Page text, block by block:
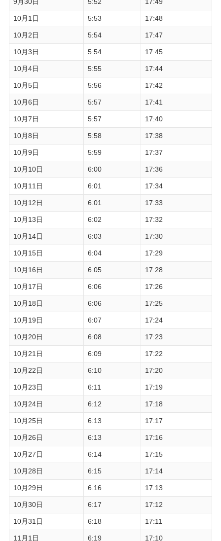
10月1日 5:53 17:48
10月2日 5:54 17:47
10月3日 5:54 17:45
10月4日 5:55 17:44
10月5日 5:56 17:42
10月6日 5:57 17:41
10月7日 5:57 17:40
10月8日 5:58 17:38
10月9日 5:59 17:37
10月10日 6:00 17:36
10月11日 6:01 17:34
10月12日 6:01 17:33
10月13日 6:02 17:32
10月14日 6:03 17:30
10月15日 6:04 17:29
10月16日 6:05 17:28
10月17日 6:06 17:26
10月18日 6:06 17:25
10月19日 6:07 17:24
10月20日 6:08 17:23
10月21日 6:09 17:22
10月22日 6:10 17:20
10月23日 6:11 17:19
10月24日 6:12 17:18
10月25日 6:13 17:17
10月26日 6:13 17:16
10月27日 6:14 17:15
10月28日 6:15 17:14
10月29日 6:16 17:13
10月30日 6:17 17:12
10月31日 6:18 17:11
11月1日 6:19 17:10